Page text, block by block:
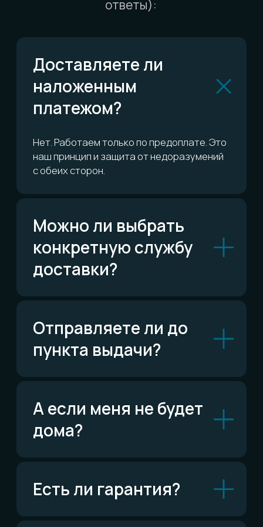
Можно ли обменять
Сколько это всё
стоит?
ОСТАЛИСЬ ВОПРОСЫ?
Telegram
Написать в Telegram
ВКонтакте
Возможно,
ответ уже есть